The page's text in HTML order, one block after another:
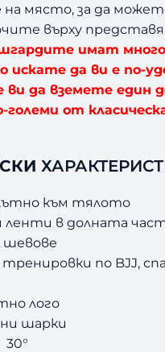
място, за да
върху
имат
искате да ви е по-
ви да вземете един
големи от
към тялото
ленти в долната
шевове
тренировки по BJJ,
лого
шарки